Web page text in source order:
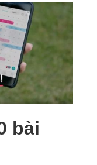
bài